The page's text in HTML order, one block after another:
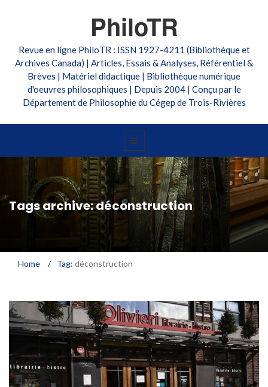
PhiloTR
Revue en ligne PhiloTR : ISSN 1927-4211 (Bibliothèque et
Archives Canada) | Articles, Essais & Analyses, Référentiel &
Brèves | Matériel didactique | Bibliothèque numérique
d'oeuvres philosophiques | Depuis 2004 | Conçu par le
Département de Philosophie du Cégep de Trois-Rivières
Tags archive: déconstruction
Home / Tag: déconstruction